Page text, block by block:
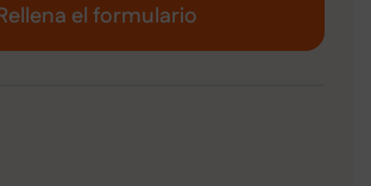
el formulario